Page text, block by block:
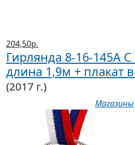
204,50р.
Гирлянда 8-16-145А
длина 1,9м + плакат
(2017 г.)
Магазины